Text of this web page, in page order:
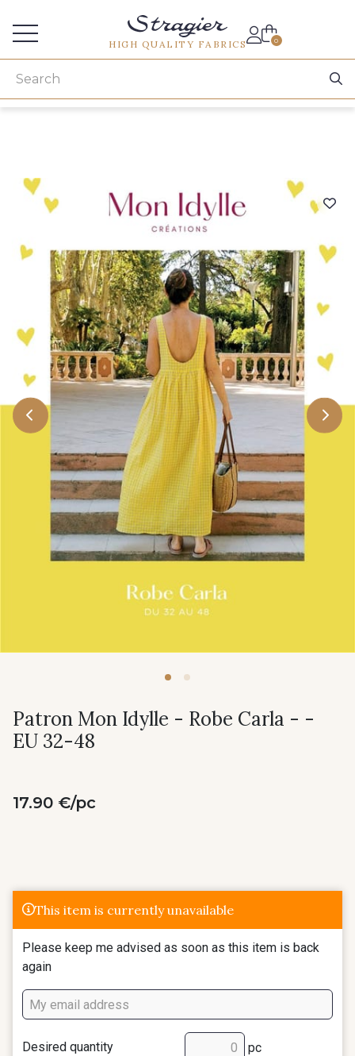
HIGH QUALITY FABRICS 0
Patron Mon Idylle - Robe Carla - -
EU 32-48
17.90 €/pc
This item is currently unavailable
Please keep me advised as soon as this item is back
again
Desired quantity pc